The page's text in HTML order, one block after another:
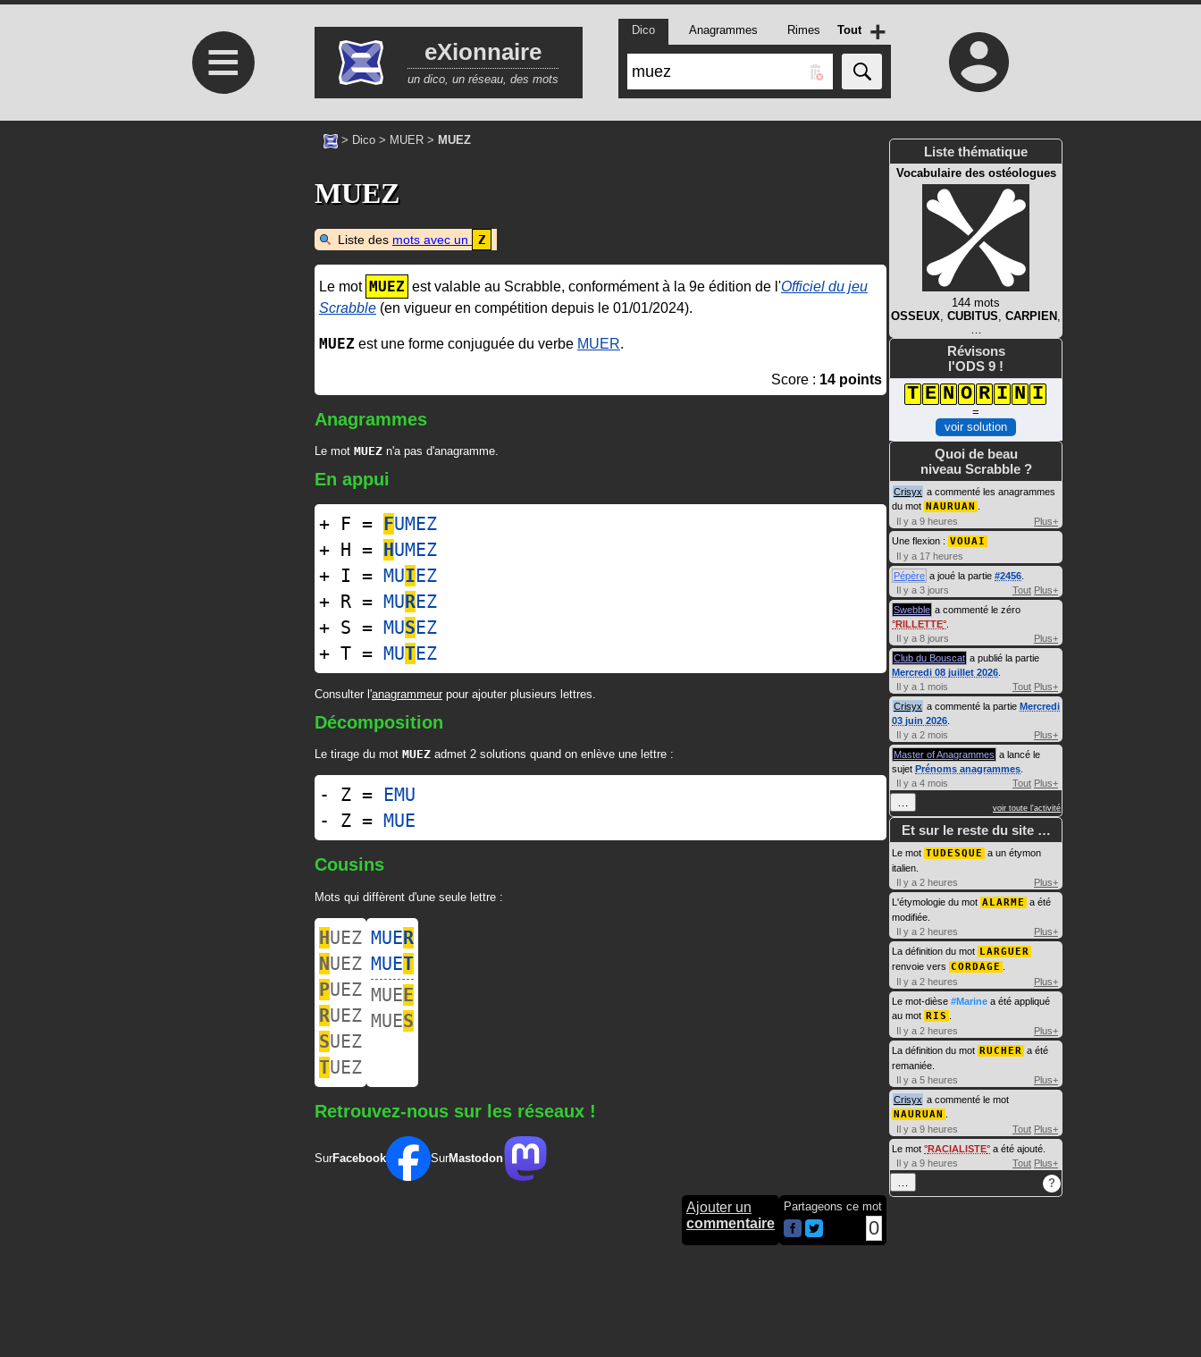
≡ eXionnaire
un dico, un réseau, des mots
Dico Anagrammes Rimes Tout +
> Dico > MUER > MUEZ
MUEZ
Liste des mots avec un Z
Le mot MUEZ est valable au Scrabble, conformément à la 9e édition de l'Officiel du jeu
Scrabble (en vigueur en compétition depuis le 01/01/2024).
MUEZ est une forme conjuguée du verbe MUER.
Score : 14 points
Anagrammes
Le mot MUEZ n'a pas d'anagramme.
En appui
+ F = FUMEZ
+ H = HUMEZ
+ I = MUIEZ
+ R = MUREZ
+ S = MUSEZ
+ T = MUTEZ
Consulter l'anagrammeur pour ajouter plusieurs lettres.
Décomposition
Le tirage du mot MUEZ admet 2 solutions quand on enlève une lettre :
- Z = EMU
- Z = MUE
Cousins
Mots qui diffèrent d'une seule lettre :
HUEZ
NUEZ
PUEZ
RUEZ
SUEZ
TUEZ
MUER
MUET
MUEE
MUES
Retrouvez-nous sur les réseaux !
SurFacebook SurMastodon
Ajouter un
commentaire
Partageons ce mot
0
Liste thématique
Vocabulaire des ostéologues
144 mots
OSSEUX, CUBITUS, CARPIEN ,
…
Révisons
l'ODS 9 !
T E N O R I N I
=
voir solution
Quoi de beau
niveau Scrabble ?
Crisyx a commenté les anagrammes
du mot NAURUAN
Il y a 9 heures
Plus+
Une flexion : VOUAI
Il y a 17 heures
Pépère a joué la partie #2456
Il y a 3 jours
Tout Plus+
Swebble a commenté le zéro
RILLETTE
Il y a 8 jours
Plus+
Club du Bouscat a publié la partie
Mercredi 08 juillet 2026
Il y a 1 mois
Tout Plus+
Crisyx a commenté la partie Mercredi
03 juin 2026
Il y a 2 mois
Plus+
Master of Anagrammes a lancé le
sujet Prénoms anagrammes
Il y a 4 mois
Tout Plus+
… voir toute l'activité
Et sur le reste du site …
Le mot TUDESQUE a un étymon
italien.
Il y a 2 heures
Plus+
L'étymologie du mot ALARME a été
modifiée.
Il y a 2 heures
Plus+
La définition du mot LARGUER
renvoie vers CORDAGE
Il y a 2 heures
Plus+
Le mot-dièse #Marine a été appliqué
au mot RIS
Il y a 2 heures
Plus+
La définition du mot RUCHER a été
remaniée.
Il y a 5 heures
Plus+
Crisyx a commenté le mot
NAURUAN
Il y a 9 heures
Tout Plus+
Le mot RACIALISTE a été ajouté.
Il y a 9 heures
Tout Plus+
… ?